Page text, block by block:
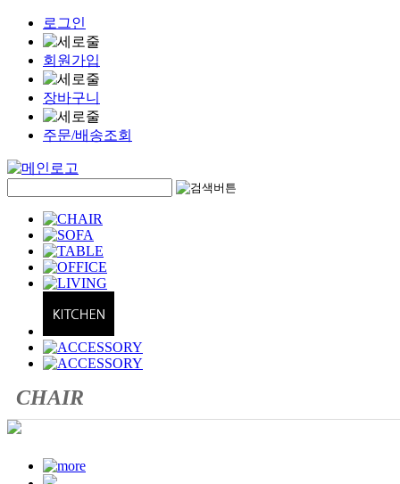
로그인
회원가입
장바구니
주문/배송조회
CHAIR